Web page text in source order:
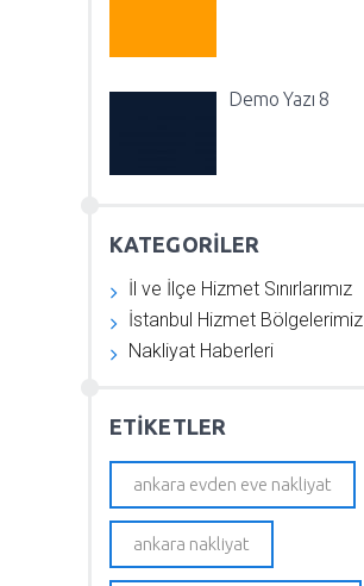
Demo Yazı 8
KATEGORİLER
İl ve İlçe Hizmet Sınırlarımız
İstanbul Hizmet Bölgelerimiz
Nakliyat Haberleri
ETIKETLER
ankara evden eve nakliyat
ankara nakliyat